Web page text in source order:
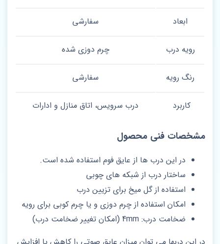
ابعاد سفارشی
رویه درب چرم دوزی شده
رنگ رویه سفارشی
کاربرد درب سرویس، اتاق منازل و ادارات
مشخصات فنی محصول
در این درب ها از عایق فوم استفاده شده است.
ساختار درب از شبکه های چوبی
استفاده از گل میخ برای تزیین درب
امکان استفاده از چرم دوزی و یا چرم کوبی برای رویه
ضخامت درب: 4mm (امکان تغییر ضخامت درب)